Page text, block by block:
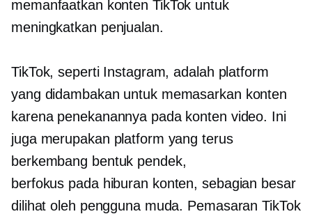
memanfaatkan konten TikTok untuk
meningkatkan penjualan.
TikTok, seperti Instagram, adalah platform
yang didambakan untuk memasarkan konten
karena penekanannya pada konten video. Ini
juga merupakan platform yang terus
berkembang bentuk pendek,
berfokus pada hiburan konten, sebagian besar
dilihat oleh pengguna muda. Pemasaran TikTok